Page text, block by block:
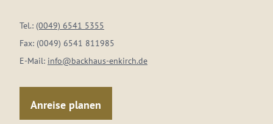
Tel.: (0049) 6541 5355
Fax: (0049) 6541 811985
E-Mail: info@backhaus-enkirch.de
Anreise planen